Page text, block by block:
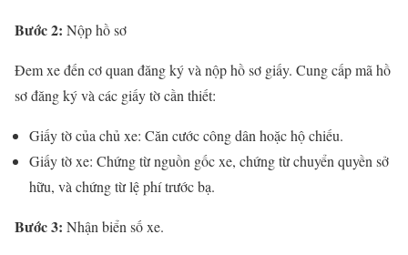
Bước 2: Nộp hồ sơ
Đem xe đến cơ quan đăng ký và nộp hồ sơ giấy. Cung cấp mã hồ
sơ đăng ký và các giấy tờ cần thiết:
Giấy tờ của chủ xe: Căn cước công dân hoặc hộ chiếu.
Giấy tờ xe: Chứng từ nguồn gốc xe, chứng từ chuyển quyền sở
hữu, và chứng từ lệ phí trước bạ.
Bước 3: Nhận biển số xe.